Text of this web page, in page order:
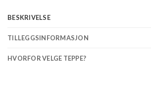
BESKRIVELSE
TILLEGGSINFORMASJON
HVORFOR VELGE TEPPE?